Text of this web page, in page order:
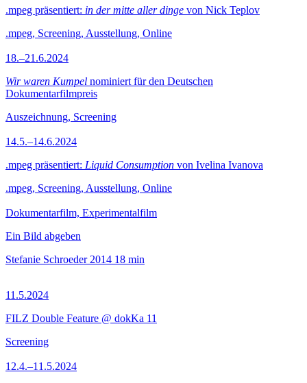
.mpeg präsentiert: in der mitte aller dinge von Nick Teplov
.mpeg, Screening, Ausstellung, Online
18.–21.6.2024
Wir waren Kumpel nominiert für den Deutschen
Dokumentarfilmpreis
Auszeichnung, Screening
14.5.–14.6.2024
.mpeg präsentiert: Liquid Consumption von Ivelina Ivanova
.mpeg, Screening, Ausstellung, Online
Dokumentarfilm, Experimentalfilm
Ein Bild abgeben
Stefanie Schroeder 2014 18 min
11.5.2024
FILZ Double Feature @ dokKa 11
Screening
12.4.–11.5.2024